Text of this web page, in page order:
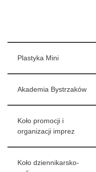
Plastyka Mini
Akademia Bystrzaków
Koło promocji i
organizacji imprez
Koło dziennikarsko-